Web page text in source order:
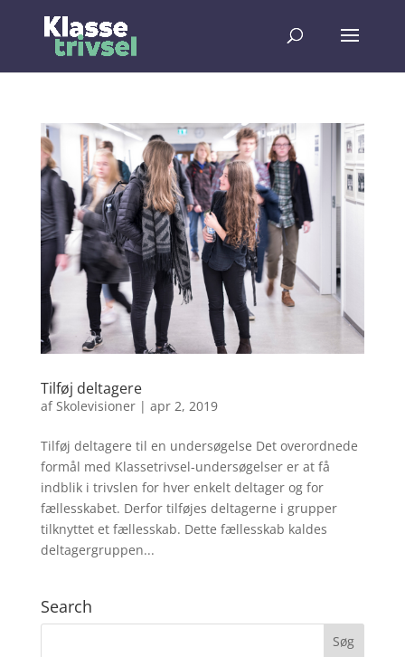
Tilføj deltagere
af Skolevisioner| apr 2, 2019
Tilføj deltagere til en undersøgelse Det overordnede
formål med Klassetrivsel-undersøgelser er at få
indblik i trivslen for hver enkelt deltager og for
fællesskabet. Derfor tilføjes deltagerne i grupper
tilknyttet et fællesskab. Dette fællesskab kaldes
deltagergruppen...
Search